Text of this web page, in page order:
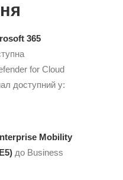
365
for Cloud
доступний у:
Mobility
до Business